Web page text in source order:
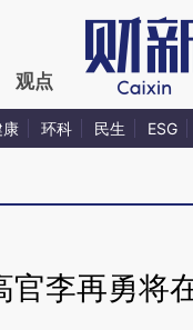
观点
康 环科 民生 ESG
李再勇将